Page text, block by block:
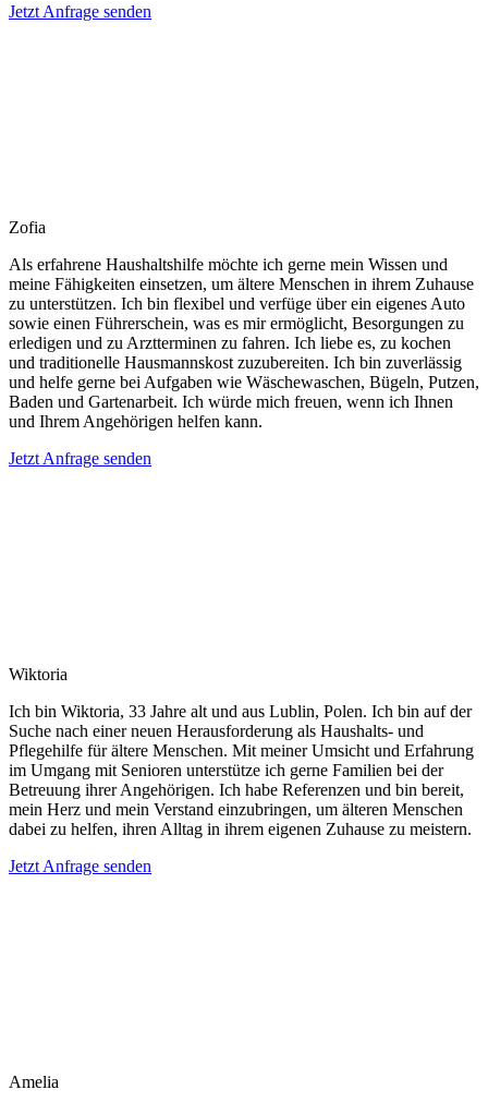
Jetzt Anfrage senden
Zofia
Als erfahrene Haushaltshilfe möchte ich gerne mein Wissen und
meine Fähigkeiten einsetzen, um ältere Menschen in ihrem Zuhause
zu unterstützen. Ich bin flexibel und verfüge über ein eigenes Auto
sowie einen Führerschein, was es mir ermöglicht, Besorgungen zu
erledigen und zu Arztterminen zu fahren. Ich liebe es, zu kochen
und traditionelle Hausmannskost zuzubereiten. Ich bin zuverlässig
und helfe gerne bei Aufgaben wie Wäschewaschen, Bügeln, Putzen,
Baden und Gartenarbeit. Ich würde mich freuen, wenn ich Ihnen
und Ihrem Angehörigen helfen kann.
Jetzt Anfrage senden
Wiktoria
Ich bin Wiktoria, 33 Jahre alt und aus Lublin, Polen. Ich bin auf der
Suche nach einer neuen Herausforderung als Haushalts- und
Pflegehilfe für ältere Menschen. Mit meiner Umsicht und Erfahrung
im Umgang mit Senioren unterstütze ich gerne Familien bei der
Betreuung ihrer Angehörigen. Ich habe Referenzen und bin bereit,
mein Herz und mein Verstand einzubringen, um älteren Menschen
dabei zu helfen, ihren Alltag in ihrem eigenen Zuhause zu meistern.
Jetzt Anfrage senden
Amelia